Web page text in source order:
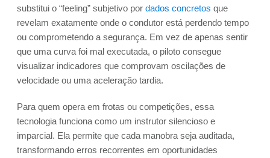
substitui o “feeling” subjetivo por dados concretos que
revelam exatamente onde o condutor está perdendo tempo
ou comprometendo a segurança. Em vez de apenas sentir
que uma curva foi mal executada, o piloto consegue
visualizar indicadores que comprovam oscilações de
velocidade ou uma aceleração tardia.
Para quem opera em frotas ou competições, essa
tecnologia funciona como um instrutor silencioso e
imparcial. Ela permite que cada manobra seja auditada,
transformando erros recorrentes em oportunidades